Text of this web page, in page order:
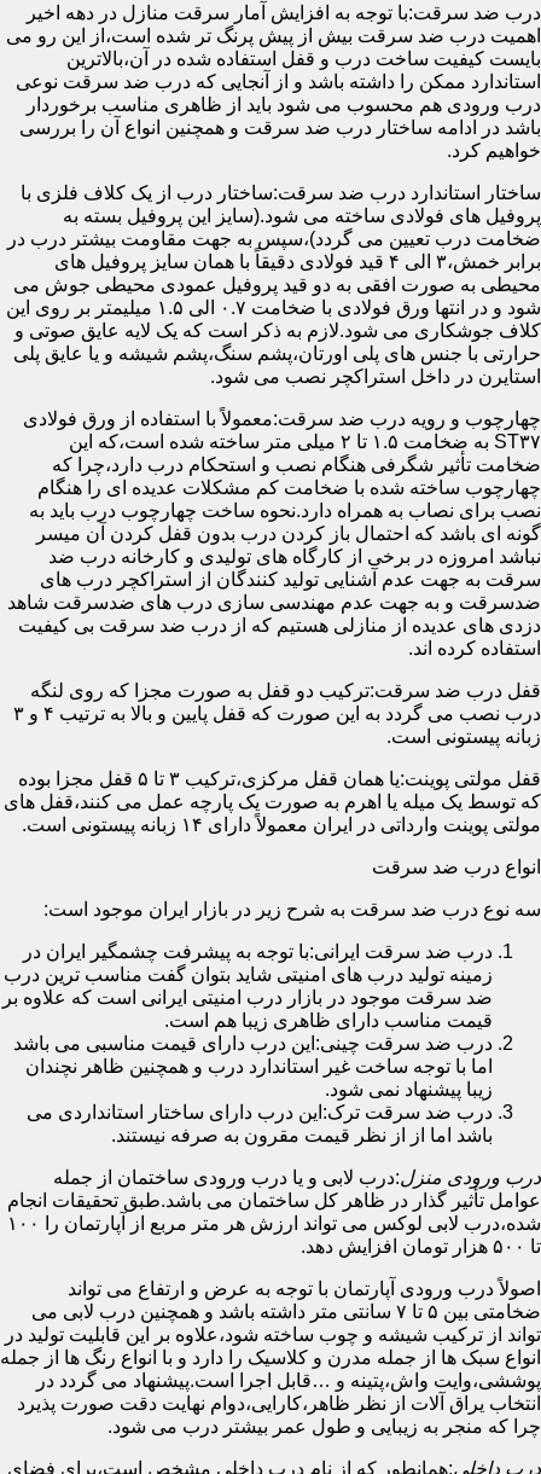
درب ضد سرقت:با توجه به افزایش آمار سرقت منازل در دهه اخیر
اهمیت درب ضد سرقت بیش از پیش پرنگ تر شده است،از این رو می
بایست کیفیت ساخت درب و قفل استفاده شده در آن،بالاترین
استاندارد ممکن را داشته باشد و از آنجایی که درب ضد سرقت نوعی
درب ورودی هم محسوب می شود باید از ظاهری مناسب برخوردار
باشد در ادامه ساختار درب ضد سرقت و همچنین انواع آن را بررسی
خواهیم کرد.
ساختار استاندارد درب ضد سرقت:ساختار درب از یک کلاف فلزی با
پروفیل های فولادی ساخته می شود.(سایز این پروفیل بسته به
ضخامت درب تعیین می گردد)،سپس به جهت مقاومت بیشتر درب در
برابر خمش،۳ الی ۴ قید فولادی دقیقاً با همان سایز پروفیل های
محیطی به صورت افقی به دو قید پروفیل عمودی محیطی جوش می
شود و در انتها ورق فولادی با ضخامت ۰.۷ الی ۱.۵ میلیمتر بر روی این
کلاف جوشکاری می شود.لازم به ذکر است که یک لایه عایق صوتی و
حرارتی با جنس های پلی اورتان،پشم سنگ،پشم شیشه و یا عایق پلی
استایرن در داخل استراکچر نصب می شود.
چهارچوب و رویه درب ضد سرقت:معمولاً با استفاده از ورق فولادی
ST۳۷ به ضخامت ۱.۵ تا ۲ میلی متر ساخته شده است،که این
ضخامت تأثیر شگرفی هنگام نصب و استحکام درب دارد،چرا که
چهارچوب ساخته شده با ضخامت کم مشکلات عدیده ای را هنگام
نصب برای نصاب به همراه دارد.نحوه ساخت چهارچوب درب باید به
گونه ای باشد که احتمال باز کردن درب بدون قفل کردن آن میسر
نباشد امروزه در برخی از کارگاه های تولیدی و کارخانه درب ضد
سرقت به جهت عدم آشنایی تولید کنندگان از استراکچر درب های
ضدسرقت و به جهت عدم مهندسی سازی درب های ضدسرقت شاهد
دزدی های عدیده از منازلی هستیم که از درب ضد سرقت بی کیفیت
استفاده کرده اند.
قفل درب ضد سرقت:ترکیب دو قفل به صورت مجزا که روی لنگه
درب نصب می گردد به این صورت که قفل پایین و بالا به ترتیب ۴ و ۳
زبانه پیستونی است.
قفل مولتی پوینت:یا همان قفل مرکزی،ترکیب ۳ تا ۵ قفل مجزا بوده
که توسط یک میله یا اهرم به صورت یک پارچه عمل می کنند،قفل های
مولتی پوینت وارداتی در ایران معمولاً دارای ۱۴ زبانه پیستونی است.
انواع درب ضد سرقت
سه نوع درب ضد سرقت به شرح زیر در بازار ایران موجود است:
درب ضد سرقت ایرانی:با توجه به پیشرفت چشمگیر ایران در
زمینه تولید درب های امنیتی شاید بتوان گفت مناسب ترین درب
ضد سرقت موجود در بازار درب امنیتی ایرانی است که علاوه بر
قیمت مناسب دارای ظاهری زیبا هم است.
درب ضد سرقت چینی:این درب دارای قیمت مناسبی می باشد
اما با توجه ساخت غیر استاندارد درب و همچنین ظاهر نچندان
زیبا پیشنهاد نمی شود.
درب ضد سرقت ترک:این درب دارای ساختار استانداردی می
باشد اما از از نظر قیمت مقرون به صرفه نیستند.
درب ورودی منزل:درب لابی و یا درب ورودی ساختمان از جمله
عوامل تأثیر گذار در ظاهر کل ساختمان می باشد.طبق تحقیقات انجام
شده،درب لابی لوکس می تواند ارزش هر متر مربع از آپارتمان را ۱۰۰
تا ۵۰۰ هزار تومان افزایش دهد.
اصولاً درب ورودی آپارتمان با توجه به عرض و ارتفاع می تواند
ضخامتی بین ۵ تا ۷ سانتی متر داشته باشد و همچنین درب لابی می
تواند از ترکیب شیشه و چوب ساخته شود،علاوه بر این قابلیت تولید در
انواع سبک ها از جمله مدرن و کلاسیک را دارد و با انواع رنگ ها از جمله
پوششی،وایت واش،پتینه و …قابل اجرا است.پیشنهاد می گردد در
انتخاب یراق آلات از نظر ظاهر،کارایی،دوام نهایت دقت صورت پذیرد
چرا که منجر به زیبایی و طول عمر بیشتر درب می شود.
درب داخلی:همانطور که از نام درب داخلی مشخص است،برای فضای